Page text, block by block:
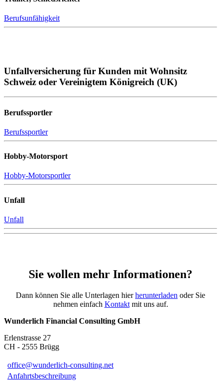
Berufsunfähigkeit
Unfallversicherung für Kunden mit Wohnsitz
Schweiz oder Vereinigtem Königreich (UK)
Berufssportler
Berufssportler
Hobby-Motorsport
Hobby-Motorsportler
Unfall
Unfall
Sie wollen mehr Informationen?
Dann können Sie alle Unterlagen hierherunterladen oder Sie
nehmen einfach Kontaktmit uns auf.
Wunderlich Financial Consulting GmbH
Erlenstrasse 27
CH - 2555 Brügg
office@wunderlich-consulting.net
Anfahrtsbeschreibung